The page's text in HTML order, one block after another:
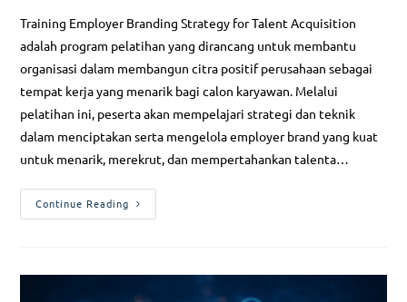
Training Employer Branding Strategy for Talent Acquisition
adalah program pelatihan yang dirancang untuk membantu
organisasi dalam membangun citra positif perusahaan sebagai
tempat kerja yang menarik bagi calon karyawan. Melalui
pelatihan ini, peserta akan mempelajari strategi dan teknik
dalam menciptakan serta mengelola employer brand yang kuat
untuk menarik, merekrut, dan mempertahankan talenta…
Continue Reading